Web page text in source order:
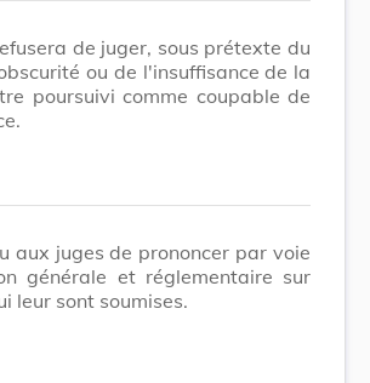
de juger, sous prétexte du
ou de l'insuffisance de la
poursuivi comme coupable de
aux juges de prononcer par voie
générale et réglementaire sur
leur sont soumises.